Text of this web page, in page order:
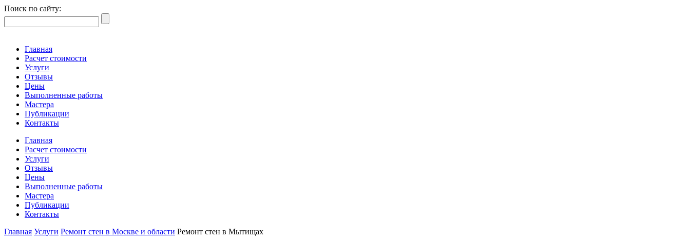
Поиск по сайту:
Главная
Расчет стоимости
Услуги
Отзывы
Цены
Выполненные работы
Мастера
Публикации
Контакты
Главная
Расчет стоимости
Услуги
Отзывы
Цены
Выполненные работы
Мастера
Публикации
Контакты
Главная Услуги Ремонт стен в Москве и области Ремонт стен в Мытищах